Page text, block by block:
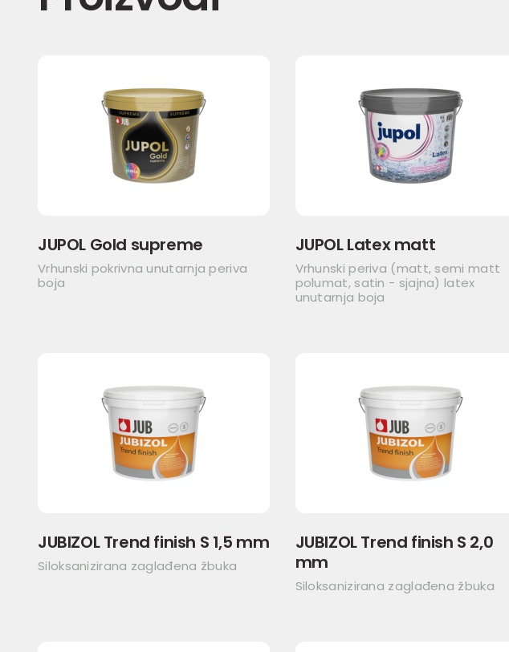
JUPOL Gold supreme
Vrhunski pokrivna unutarnja periva
boja
JUPOL Latex matt
Vrhunski periva (matt, semi matt
polumat, satin - sjajna) latex
unutarnja boja
JUBIZOL Trend finish S 1,5 mm
Siloksanizirana zaglađena žbuka
JUBIZOL Trend finish S 2,0
mm
Siloksanizirana zaglađena žbuka